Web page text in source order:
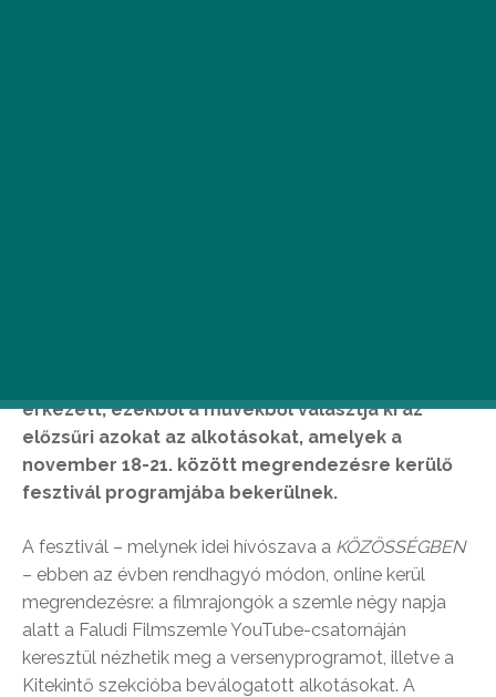
érkezett, ezekből a művekből választja ki az
előzsűri azokat az alkotásokat, amelyek a
november 18-21. között megrendezésre kerülő
fesztivál programjába bekerülnek.
A fesztivál – melynek idei hívószava a KÖZÖSSÉGBEN
– ebben az évben rendhagyó módon, online kerül
megrendezésre: a filmrajongók a szemle négy napja
alatt a Faludi Filmszemle YouTube-csatornáján
keresztül nézhetik meg a versenyprogramot, illetve a
Kitekintő szekcióba beválogatott alkotásokat. A